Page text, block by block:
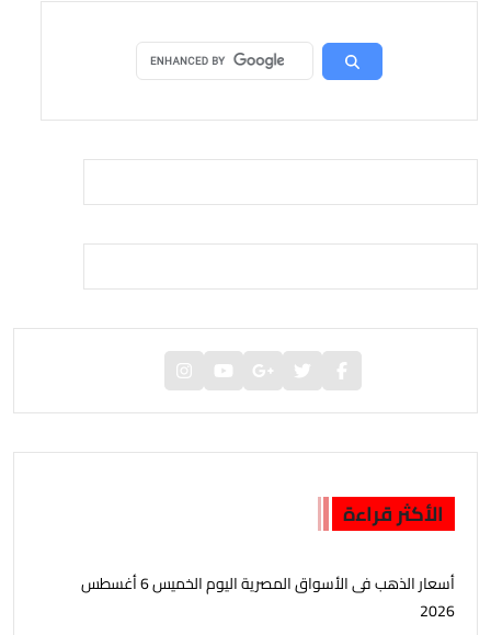
الأكثر قراءة
أسعار الذهب فى الأسواق المصرية اليوم الخميس 6 أغسطس
2026